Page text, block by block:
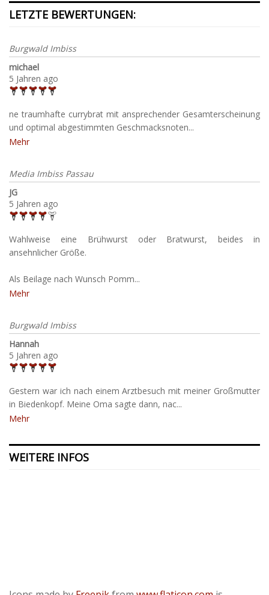
LETZTE BEWERTUNGEN:
Burgwald Imbiss
michael
5 Jahren ago
ne traumhafte currybrat mit ansprechender Gesamterscheinung
und optimal abgestimmten Geschmacksnoten...
Mehr
Media Imbiss Passau
JG
5 Jahren ago
Wahlweise eine Brühwurst oder Bratwurst, beides in
ansehnlicher Größe.
Als Beilage nach Wunsch Pomm...
Mehr
Burgwald Imbiss
Hannah
5 Jahren ago
Gestern war ich nach einem Arztbesuch mit meiner Großmutter
in Biedenkopf. Meine Oma sagte dann, nac...
Mehr
WEITERE INFOS